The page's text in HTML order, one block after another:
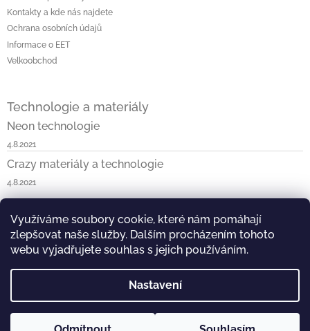
Využíváme soubory cookie, které nám pomáhají
zlepšovat naše služby. Dalším procházením tohoto
webu vyjadřujete souhlas s jejich používáním.
Nastavení
Kontakty a kde nás najdete
Ochrana osobních údajů
Informace o EET
Velkoobchod
Technologie a materiály
Neon technologie
4.8.2021
Crazy materiály a technologie
4.8.2021
Napište nám Neon v ČR a SK
Blossom v ČR a SK
Kask & KOO v ČR a SK
Crazy v ČR a SK Vist v ČR
Vytvořil Shoptet Copyright 2026 DEAL PARTNER s.r.o.. Všechna práva